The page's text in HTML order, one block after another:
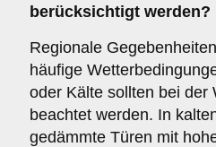
berücksichtigt werden?
Regionale
häufige
oder Kälte sollten bei der
beachtet werden. In
gedämmte Türen mit